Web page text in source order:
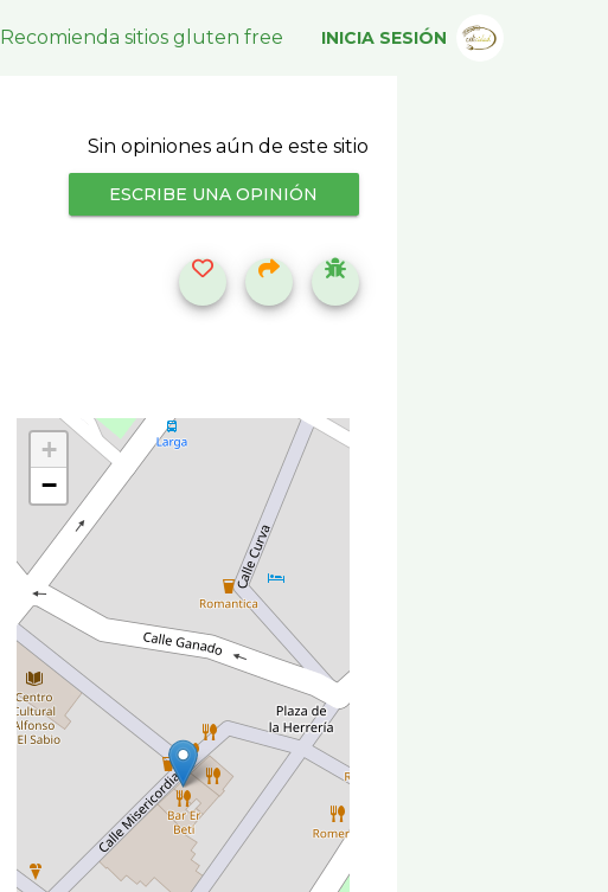
Recomienda sitios gluten free INICIA SESIÓN
Sin opiniones aún de este sitio
ESCRIBE UNA OPINIÓN
+
−